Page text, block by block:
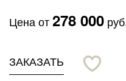
Цена от 278 000
ЗАКАЗАТЬ